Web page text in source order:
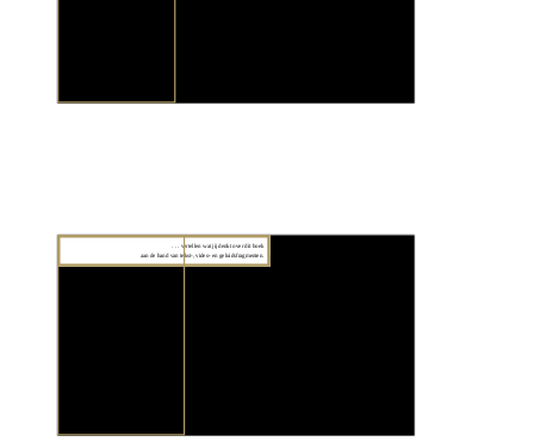
Aan het eind van deze les kun je . . .. . . vertellen wat jij denkt over dit boek
aan de hand van tekst-, video- en geluidsfragmenten.